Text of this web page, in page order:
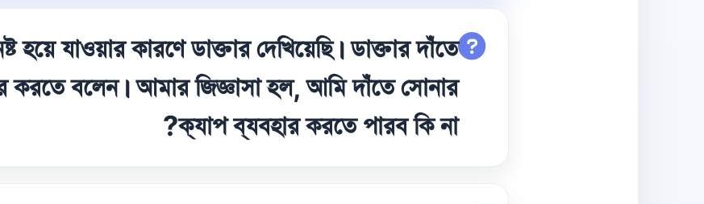
যাওয়ার কারণে ডাক্তার দেখিয়েছি। ডাক্তার দাঁতে
করতে বলেন। আমার জিজ্ঞাসা হল, আমি দাঁতে সোনার
ক্যাপ ব্যবহার করতে পারব কি না?